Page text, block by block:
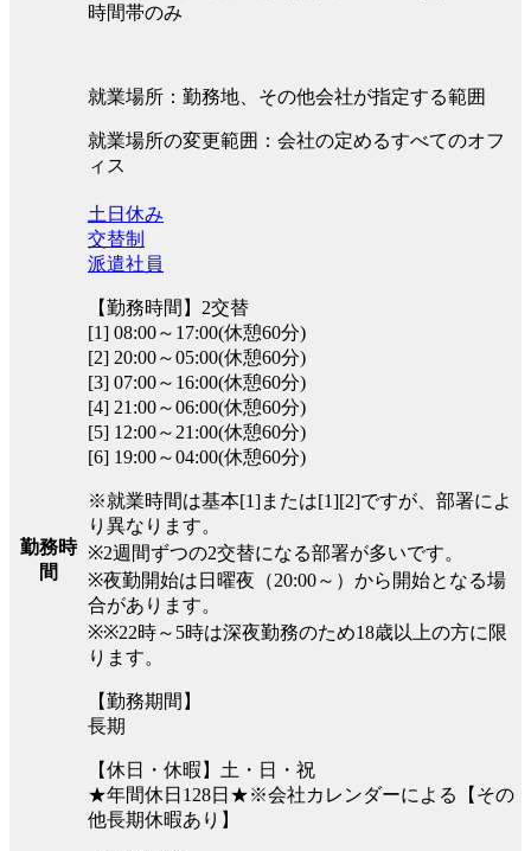
時間帯のみ
就業場所：勤務地、その他会社が指定する範囲
就業場所の変更範囲：会社の定めるすべてのオフ
ィス
勤務時
間
土日休み
交替制
派遣社員
【勤務時間】2交替
[1] 08:00～17:00(休憩60分)
[2] 20:00～05:00(休憩60分)
[3] 07:00～16:00(休憩60分)
[4] 21:00～06:00(休憩60分)
[5] 12:00～21:00(休憩60分)
[6] 19:00～04:00(休憩60分)
※就業時間は基本[1]または[1][2]ですが、部署によ
り異なります。
※2週間ずつの2交替になる部署が多いです。
※夜勤開始は日曜夜（20:00～）から開始となる場
合があります。
※※22時～5時は深夜勤務のため18歳以上の方に限
ります。
【勤務期間】
長期
【休日・休暇】土・日・祝
★年間休日128日★※会社カレンダーによる【その
他長期休暇あり】